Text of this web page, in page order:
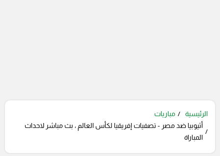
الرئيسية
مباريات
أثيوبيا ضد مصر - تصفيات إفريقيا لكأس العالم ، بث مباشر لاحداث
المباراة